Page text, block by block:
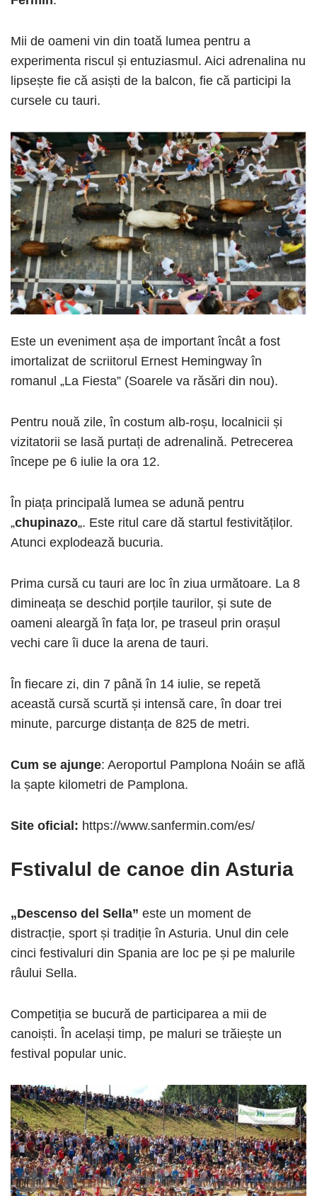
Mii de oameni vin din toată lumea pentru a
experimenta riscul și entuziasmul. Aici adrenalina nu
lipsește fie că asiști de la balcon, fie că participi la
cursele cu tauri.
Este un eveniment așa de important încât a fost
imortalizat de scriitorul Ernest Hemingway în
romanul „La Fiesta” (Soarele va răsări din nou).
Pentru nouă zile, în costum alb-roșu, localnicii și
vizitatorii se lasă purtați de adrenalină. Petrecerea
începe pe 6 iulie la ora 12.
În piața principală lumea se adună pentru
„chupinazo„. Este ritul care dă startul festivităților.
Atunci explodează bucuria.
Prima cursă cu tauri are loc în ziua următoare. La 8
dimineața se deschid porțile taurilor, și sute de
oameni aleargă în fața lor, pe traseul prin orașul
vechi care îi duce la arena de tauri.
În fiecare zi, din 7 până în 14 iulie, se repetă
această cursă scurtă și intensă care, în doar trei
minute, parcurge distanța de 825 de metri.
Cum se ajunge: Aeroportul Pamplona Noáin se află
la șapte kilometri de Pamplona.
Site oficial: https://www.sanfermin.com/es/
Fstivalul de canoe din Asturia
„Descenso del Sella” este un moment de
distracție, sport și tradiție în Asturia. Unul din cele
cinci festivaluri din Spania are loc pe și pe malurile
râului Sella.
Competiția se bucură de participarea a mii de
canoiști. În același timp, pe maluri se trăiește un
festival popular unic.